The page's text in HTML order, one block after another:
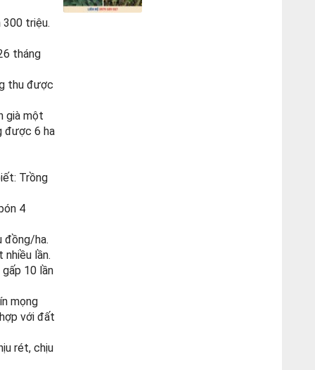
300 triệu.
tháng
thu được
già một
được 6 ha
Trồng
4
đồng/ha.
lần.
10 lần
mọng
với đất
rét, chịu